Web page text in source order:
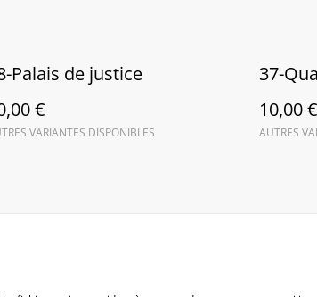
Palais de justice
€
VARIANTES DISPONIBLES
37-
10,00 €
AUTRES